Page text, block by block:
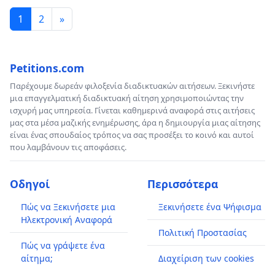
1 2 »
Petitions.com
Παρέχουμε δωρεάν φιλοξενία διαδικτυακών αιτήσεων. Ξεκινήστε
μια επαγγελματική διαδικτυακή αίτηση χρησιμοποιώντας την
ισχυρή μας υπηρεσία. Γίνεται καθημερινά αναφορά στις αιτήσεις
μας στα μέσα μαζικής ενημέρωσης, άρα η δημιουργία μιας αίτησης
είναι ένας σπουδαίος τρόπος να σας προσέξει το κοινό και αυτοί
που λαμβάνουν τις αποφάσεις.
Οδηγοί
Πώς να Ξεκινήσετε μια
Ηλεκτρονική Αναφορά
Πώς να γράψετε ένα
αίτημα;
Περισσότερα
Ξεκινήσετε ένα Ψήφισμα
Πολιτική Προστασίας
Διαχείριση των cookies